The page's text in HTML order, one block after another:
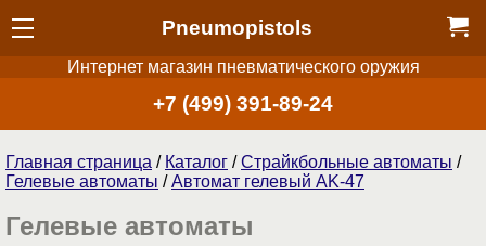
Pneumopistols
Интернет магазин пневматического оружия
+7 (499) 391-89-24
Главная страница / Каталог /Страйкбольные автоматы /
Гелевые автоматы /Автомат гелевый AK-47
Гелевые автоматы